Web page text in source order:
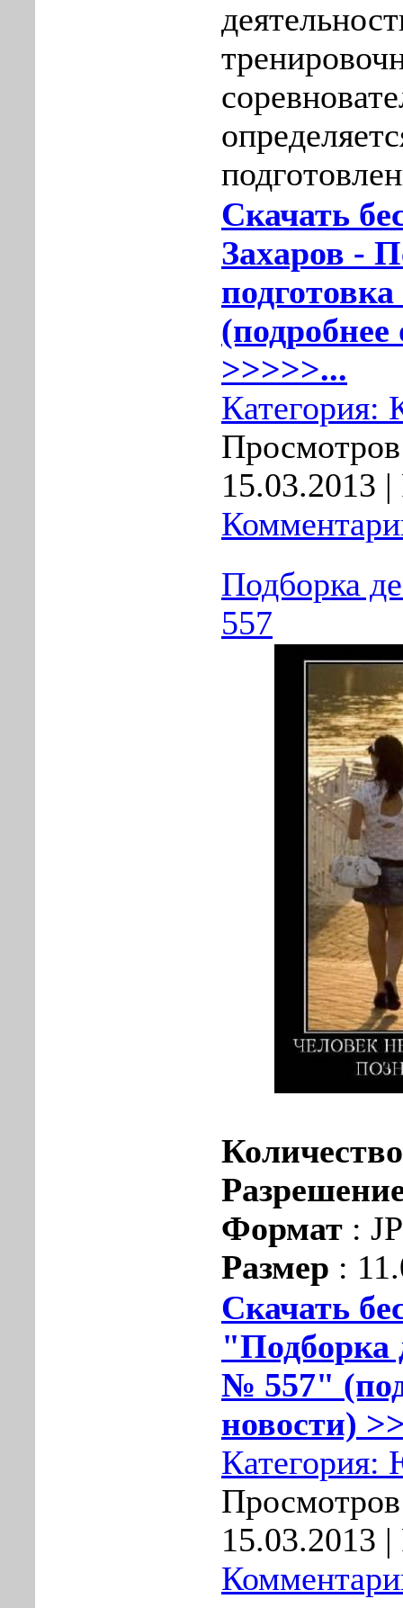
Скачать
Захаров -
(подробнее
>>>>>...
Категория:
15.03.2013 |
Подборка
557
Количество
Формат :
Размер :
Скачать
"Подборка
№ 557"
новости)
Категория:
15.03.2013 |